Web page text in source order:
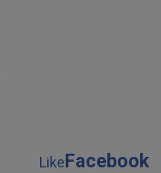
LikeFacebook